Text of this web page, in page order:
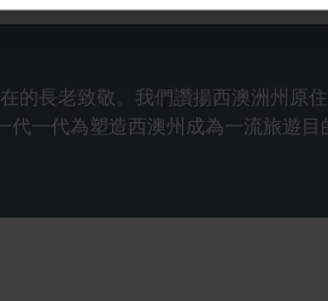
的長老致敬。我們讚揚西澳洲州原
一代為塑造西澳州成為一流旅遊目